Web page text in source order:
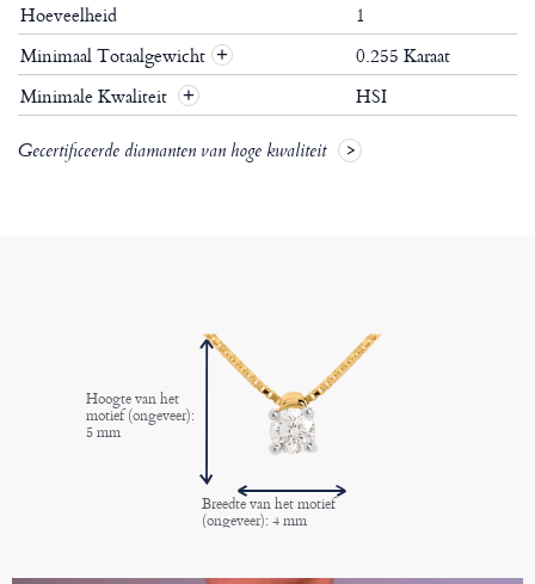
Hoeveelheid
1
Minimaal Totaalgewicht +
0.255 Karaat
Minimale Kwaliteit
+ HSI
Gecertificeerde diamanten van hoge kwaliteit
Hoogte van het
motief (ongeveer):
5 mm
Breedte van het motief
(ongeveer): 4 mm